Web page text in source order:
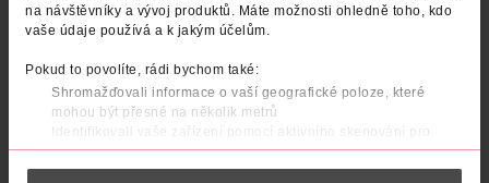
na návštěvníky a vývoj produktů. Máte možnosti ohledně toho, kdo
vaše údaje používá a k jakým účelům.
Pokud to povolíte, rádi bychom také:
Shromažďovali informace o vaší geografické poloze, které
mohou být přesné na několik metrů
Identifikovali vaše zařízení pomocí aktivního skenování pro
konkrétní charakteristiky (otisk prstu)
Zjistěte více o tom, jak zpracováváme vaše osobní údaje, a nastavte
49.90 Kč
Obj. č.: 1166316
36.90 Kč
CLUB cena
49.90 Kč
Obj. č.: 1205800